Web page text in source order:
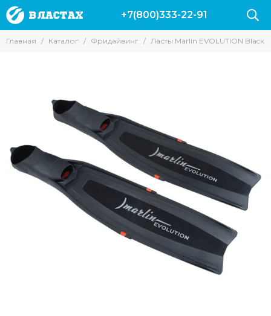
+7(800)333-22-91
Главная Каталог Фридайвинг Ласты Marlin EVOLUTION Black